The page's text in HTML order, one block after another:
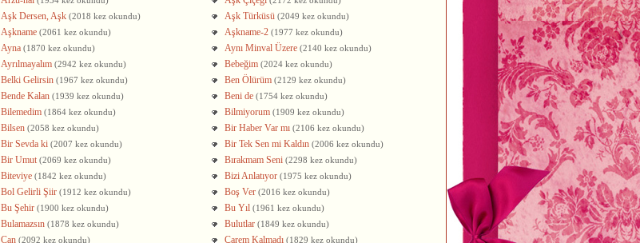
Aşk Dersen, Aşk (2018 kez okundu) Aşk Türküsü (2049 kez okundu)
Aşkname (2061 kez okundu) Aşkname-2 (1977 kez okundu)
Ayna (1870 kez okundu) Aynı Minval Üzere (2140 kez okundu)
Ayrılmayalım (2942 kez okundu) Bebeğim (2024 kez okundu)
Belki Gelirsin (1967 kez okundu) Ben Ölürüm (2129 kez okundu)
Bende Kalan (1939 kez okundu) Beni de (1754 kez okundu)
Bilemedim (1864 kez okundu) Bilmiyorum (1909 kez okundu)
Bilsen (2058 kez okundu) Bir Haber Var mı (2106 kez okundu)
Bir Sevda ki (2007 kez okundu) Bir Tek Sen mi Kaldın (2006 kez okundu)
Bir Umut (2069 kez okundu) Bırakmam Seni (2298 kez okundu)
Biteviye (1842 kez okundu) Bizi Anlatıyor (1975 kez okundu)
Bol Gelirli Şiir (1912 kez okundu) Boş Ver (2016 kez okundu)
Bu Şehir (1900 kez okundu) Bu Yıl (1961 kez okundu)
Bulamazsın (1878 kez okundu) Bulutlar (1849 kez okundu)
Can (2092 kez okundu) Çarem Kalmadı (1829 kez okundu)